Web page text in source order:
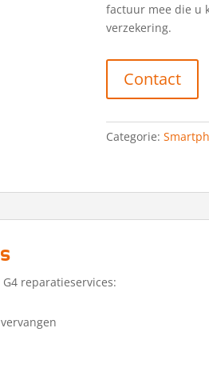
factuur mee die u
verzekering.
Contact
Categorie:
reparatieservices: